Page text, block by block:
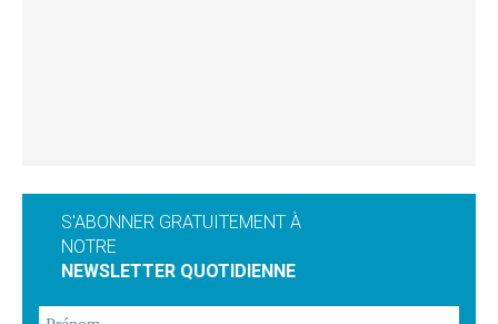
S'ABONNER GRATUITEMENT À
NOTRE
NEWSLETTER QUOTIDIENNE